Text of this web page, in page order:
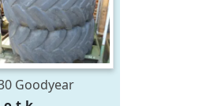
Goodyear